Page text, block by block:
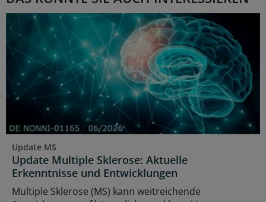
Update MS
Update Multiple Sklerose: Aktuelle
Erkenntnisse und Entwicklungen
Multiple Sklerose (MS) kann weitreichende